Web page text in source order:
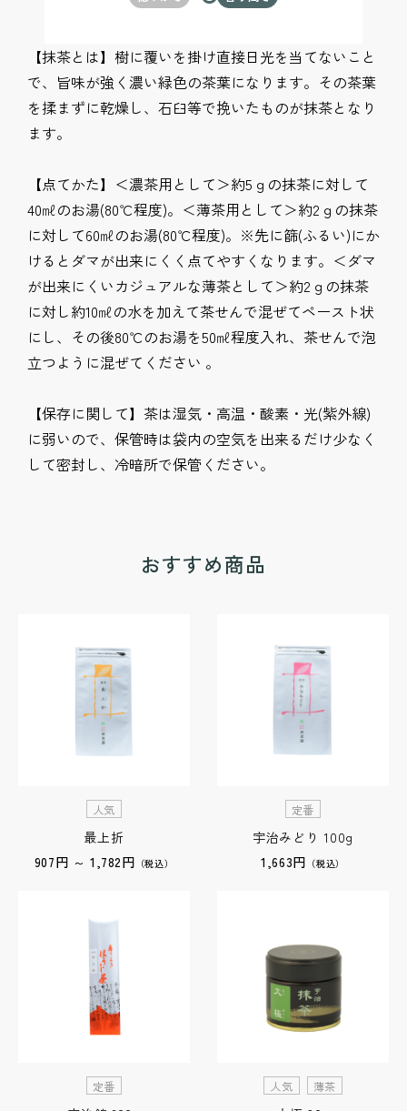
【抹茶とは】樹に覆いを掛け直接日光を当てないこと
で、旨味が強く濃い緑色の茶葉になります。その茶葉
を揉まずに乾燥し、石臼等で挽いたものが抹茶となり
ます。
【点てかた】＜濃茶用として＞約5ｇの抹茶に対して
40㎖のお湯(80℃程度)。＜薄茶用として＞約2ｇの抹茶
に対して60㎖のお湯(80℃程度)。※先に篩(ふるい)にか
けるとダマが出来にくく点てやすくなります。＜ダマ
が出来にくいカジュアルな薄茶として＞約2ｇの抹茶
に対し約10㎖の水を加えて茶せんで混ぜてペースト状
にし、その後80℃のお湯を50㎖程度入れ、茶せんで泡
立つように混ぜてください 。
【保存に関して】茶は湿気・高温・酸素・光(紫外線)
に弱いので、保管時は袋内の空気を出来るだけ少なく
おすすめ商品
人気
最上折
907円 ～ 1,782円 （税込）
定番
宇治みどり 100g
1,663円 （税込）
定番 人気 薄茶